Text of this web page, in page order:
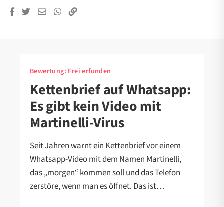
Bewertung: Frei erfunden
Kettenbrief auf Whatsapp:
Es gibt kein Video mit
Martinelli-Virus
Seit Jahren warnt ein Kettenbrief vor einem
Whatsapp-Video mit dem Namen Martinelli,
das „morgen“ kommen soll und das Telefon
zerstöre, wenn man es öffnet. Das ist…